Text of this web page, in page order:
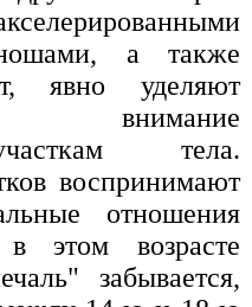
а также
явно уделяют
внимание
тела.
воспринимают
отношения
этом возрасте
забывается,